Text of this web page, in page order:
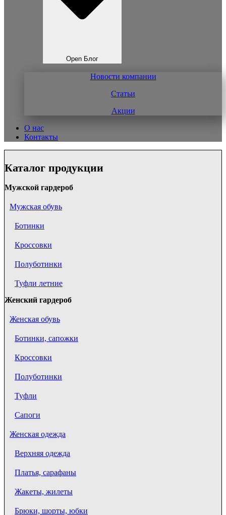
Open Блог
Новости компании
Статьи
Акции
О нас
Контакты
Каталог продукции
Мужской гардероб
Мужская обувь
Ботинки
Кроссовки
Полуботинки
Туфли летние
Женский гардероб
Женская обувь
Ботинки, сапожки
Кроссовки
Полуботинки
Туфли
Сапоги
Женская одежда
Верхняя одежда
Платья, сарафаны
Жакеты, жилеты
Брюки, шорты, юбки